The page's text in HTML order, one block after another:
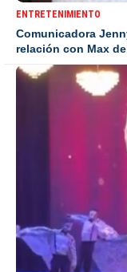
ENTRETENIMIENTO
Comunicadora
relación con Max